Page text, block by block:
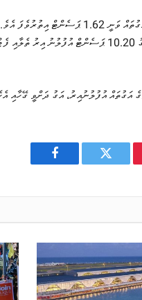
އޭގެ ތެރެއިން ކާތަކެއްޗަށް ބަލާއިރު، ޖުލައި މަހުން
Facebook Twitter